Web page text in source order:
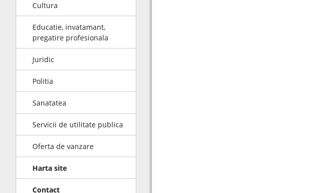
Cultura
Educatie, invatamant,
pregatire profesionala
Juridic
Politia
Sanatatea
Servicii de utilitate publica
Oferta de vanzare
Harta site
Contact